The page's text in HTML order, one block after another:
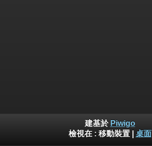
建基於 Piwigo
檢視在 : 移動裝置| 桌面